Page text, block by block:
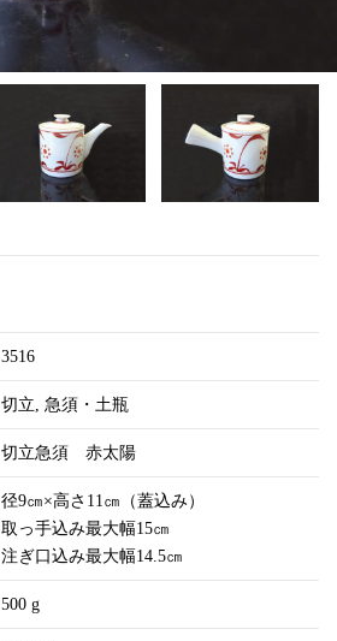
3516
切立 急須・土瓶
切立急須 赤太陽
径9㎝×高さ11㎝（蓋込み）
取っ手込み最大幅15㎝
注ぎ口込み最大幅14.5㎝
500 g